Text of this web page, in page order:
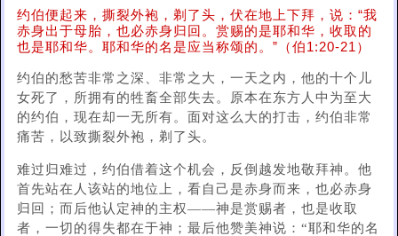
约伯便起来，撕裂外袍，剃了头，伏在地上下拜，说：“我
赤身出于母胎，也必赤身归回。赏赐的是耶和华，收取的
也是耶和华。耶和华的名是应当称颂的。”（伯1:20-21）
约伯的愁苦非常之深、非常之大，一天之内，他的十个儿
女死了，所拥有的牲畜全部失去。原本在东方人中为至大
的约伯，现在却一无所有。面对这么大的打击，约伯非常
痛苦，以致撕裂外袍，剃了头。
难过归难过，约伯借着这个机会，反倒越发地敬拜神。他
首先站在人该站的地位上，看自己是赤身而来，也必赤身
归回；而后他认定神的主权——神是赏赐者，也是收取
者，一切的得失都在于神；最后他赞美神说：“耶和华的名